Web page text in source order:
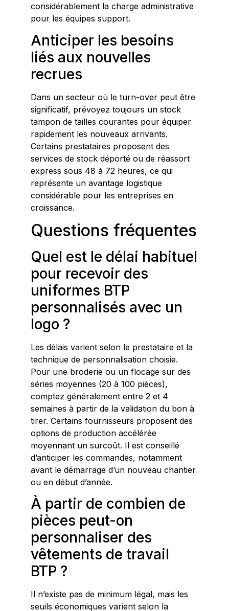
considérablement la charge administrative
pour les équipes support.
Anticiper les besoins
liés aux nouvelles
recrues
Dans un secteur où le turn-over peut être
significatif, prévoyez toujours un stock
tampon de tailles courantes pour équiper
rapidement les nouveaux arrivants.
Certains prestataires proposent des
services de stock déporté ou de réassort
express sous 48 à 72 heures, ce qui
représente un avantage logistique
considérable pour les entreprises en
croissance.
Questions fréquentes
Quel est le délai habituel
pour recevoir des
uniformes BTP
personnalisés avec un
logo ?
Les délais varient selon le prestataire et la
technique de personnalisation choisie.
Pour une broderie ou un flocage sur des
séries moyennes (20 à 100 pièces),
comptez généralement entre 2 et 4
semaines à partir de la validation du bon à
tirer. Certains fournisseurs proposent des
options de production accélérée
moyennant un surcoût. Il est conseillé
d’anticiper les commandes, notamment
avant le démarrage d’un nouveau chantier
ou en début d’année.
À partir de combien de
pièces peut-on
personnaliser des
vêtements de travail
BTP ?
Il n’existe pas de minimum légal, mais les
seuils économiques varient selon la